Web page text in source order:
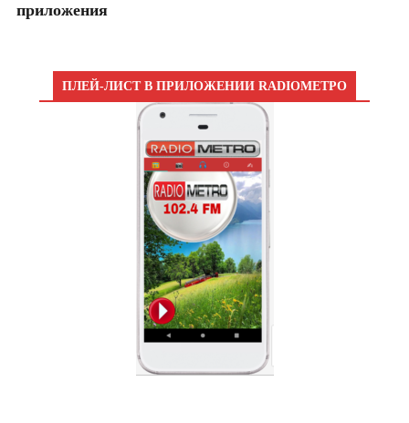
приложения
ПЛЕЙ-ЛИСТ В ПРИЛОЖЕНИИ RADIOМЕТРО